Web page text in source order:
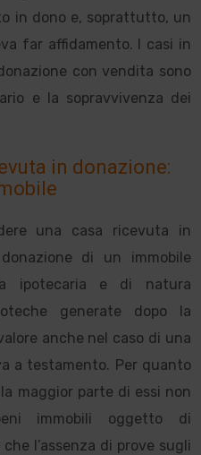
in dono e, soprattutto, un
far affidamento. I casi in
con vendita sono
e la sopravvivenza dei
in donazione:
una casa ricevuta in
di un immobile
ipotecaria e di natura
generate dopo la
anche nel caso di una
a testamento. Per quanto
maggior parte di essi non
immobili oggetto di
l’assenza di prove sugli